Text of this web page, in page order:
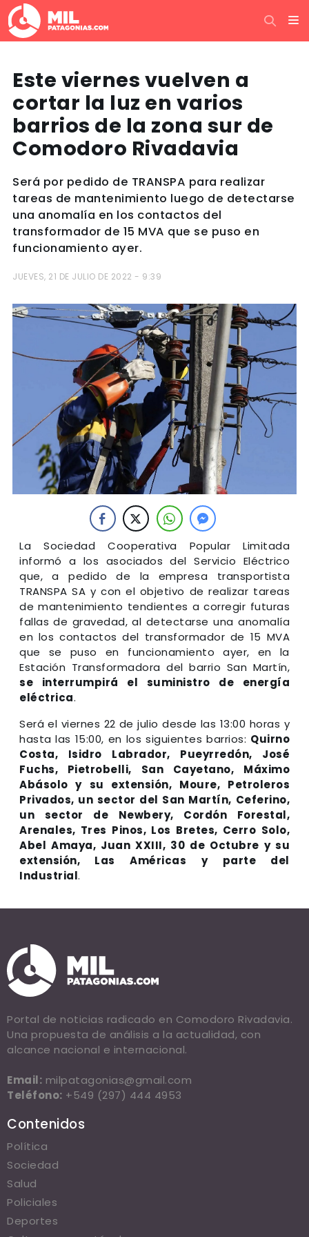
Este viernes vuelven a
cortar la luz en varios
barrios de la zona sur de
Comodoro Rivadavia
Será por pedido de TRANSPA para realizar
tareas de mantenimiento luego de detectarse
una anomalía en los contactos del
transformador de 15 MVA que se puso en
funcionamiento ayer.
JUEVES, 21 DE JULIO DE 2022 - 9:39
La Sociedad Cooperativa Popular Limitada
informó a los asociados del Servicio Eléctrico
que, a pedido de la empresa transportista
TRANSPA SA y con el objetivo de realizar tareas
de mantenimiento tendientes a corregir futuras
fallas de gravedad, al detectarse una anomalía
en los contactos del transformador de 15 MVA
que se puso en funcionamiento ayer, en la
Estación Transformadora del barrio San Martín,
se interrumpirá el suministro de energía
eléctrica.
Será el viernes 22 de julio desde las 13:00 horas y
hasta las 15:00, en los siguientes barrios: Quirno
Costa, Isidro Labrador, Pueyrredón, José
Fuchs, Pietrobelli, San Cayetano, Máximo
Abásolo y su extensión, Moure, Petroleros
Privados, un sector del San Martín, Ceferino,
un sector de Newbery, Cordón Forestal,
Arenales, Tres Pinos, Los Bretes, Cerro Solo,
Abel Amaya, Juan XXIII, 30 de Octubre y su
extensión, Las Américas y parte del
Industrial.
Portal de noticias radicado en Comodoro Rivadavia.
Una propuesta de análisis a la actualidad, con
alcance nacional e internacional.
Email: milpatagonias@gmail.com
Teléfono: +549 (297) 444 4953
Contenidos
Política
Sociedad
Salud
Policiales
Deportes